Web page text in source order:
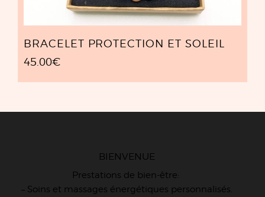
BRACELET PROTECTION ET SOLEIL
45.00€
BIENVENUE
Prestations de bien-être:
– Soins et massages énergétiques personnalisés.